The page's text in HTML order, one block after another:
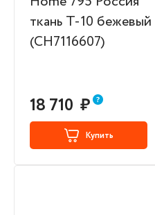
18 710 ₽
Купить